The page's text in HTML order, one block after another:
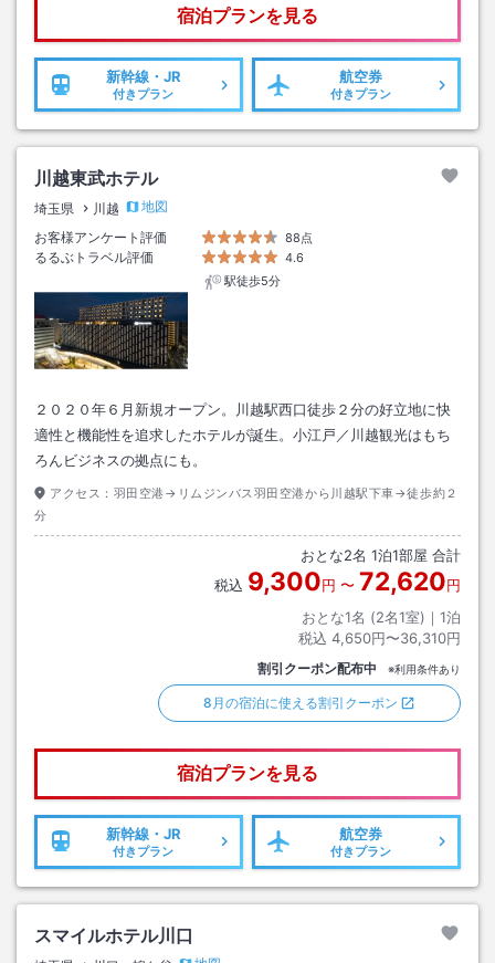
宿泊プランを見る
新幹線・JR
付きプラン
航空券
付きプラン
川越東武ホテル
埼玉県 川越
地図
お客様アンケート評価
88点
るるぶトラベル評価
4.6
駅徒歩5分
２０２０年６月新規オープン。川越駅西口徒歩２分の好立地に快
適性と機能性を追求したホテルが誕生。小江戸／川越観光はもち
ろんビジネスの拠点にも。
アクセス： 羽田空港→リムジンバス羽田空港から川越駅下車→徒歩約２
分
おとな2名 1泊1部屋 合計
税込 9,300円 〜 72,620円
おとな1名 (2名1室)｜ 1泊
税込 4,650円〜36,310円
割引クーポン配布中 ※利用条件あり
8月の宿泊に使える割引クーポン
宿泊プランを見る
新幹線・JR
付きプラン
航空券
付きプラン
スマイルホテル川口